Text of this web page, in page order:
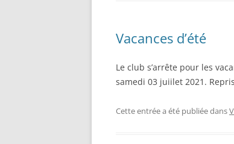
Vacances d’été
Le club s’arrête pour les
samedi 03 juiilet 2021.
Cette entrée a été publiée dans